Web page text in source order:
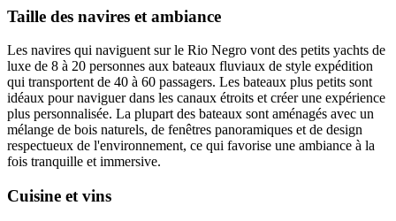
Taille des navires et ambiance
Les navires qui naviguent sur le Rio Negro vont des petits yachts de
luxe de 8 à 20 personnes aux bateaux fluviaux de style expédition
qui transportent de 40 à 60 passagers. Les bateaux plus petits sont
idéaux pour naviguer dans les canaux étroits et créer une expérience
plus personnalisée. La plupart des bateaux sont aménagés avec un
mélange de bois naturels, de fenêtres panoramiques et de design
respectueux de l'environnement, ce qui favorise une ambiance à la
fois tranquille et immersive.
Cuisine et vins